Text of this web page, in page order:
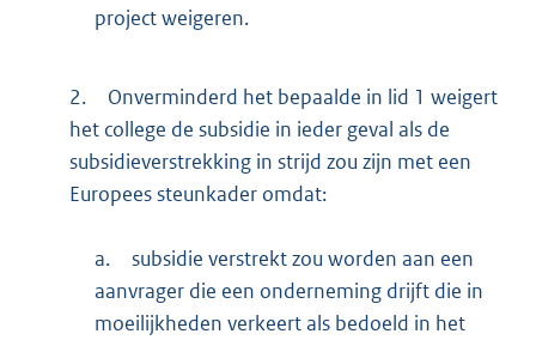
project weigeren.
2.
Onverminderd het bepaalde in lid 1 weigert
het college de subsidie in ieder geval als de
subsidieverstrekking in strijd zou zijn met een
Europees steunkader omdat:
a.
subsidie verstrekt zou worden aan een
aanvrager die een onderneming drijft die in
moeilijkheden verkeert als bedoeld in het